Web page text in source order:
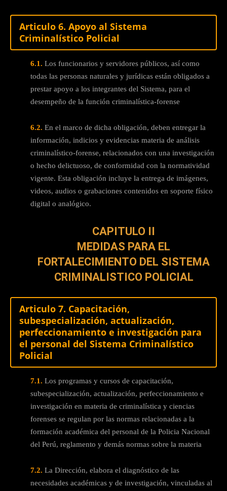
Articulo 6. Apoyo al Sistema
Criminalístico Policial
6.1. Los funcionarios y servidores públicos, así como
todas las personas naturales y jurídicas están obligados a
prestar apoyo a los integrantes del Sistema, para el
desempeño de la función criminalística-forense
6.2. En el marco de dicha obligación, deben entregar la
información, indicios y evidencias materia de análisis
criminalístico-forense, relacionados con una investigación
o hecho delictuoso, de conformidad con la normatividad
vigente. Esta obligación incluye la entrega de imágenes,
videos, audios o grabaciones contenidos en soporte físico
digital o analógico.
CAPITULO II
MEDIDAS PARA EL
FORTALECIMIENTO DEL SISTEMA
CRIMINALISTICO POLICIAL
Articulo 7. Capacitación,
subespecialización, actualización,
perfeccionamiento e investigación para
el personal del Sistema Criminalístico
Policial
7.1. Los programas y cursos de capacitación,
subespecialización, actualización, perfeccionamiento e
investigación en materia de criminalística y ciencias
forenses se regulan por las normas relacionadas a la
formación académica del personal de la Policia Nacional
del Perú, reglamento y demás normas sobre la materia
7.2. La Dirección, elabora el diagnóstico de las
necesidades académicas y de investigación, vinculadas al